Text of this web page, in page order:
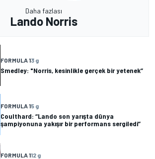
Daha fazlası
Lando Norris
FORMULA 13 g
Smedley: "Norris, kesinlikle gerçek bir yetenek”
FORMULA 15 g
Coulthard: “Lando son yarışta dünya
şampiyonuna yakışır bir performans sergiledi”
FORMULA 112 g